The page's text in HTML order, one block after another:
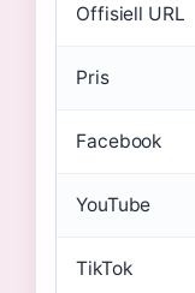
Offisiell URL
Pris
Facebook
YouTube
TikTok